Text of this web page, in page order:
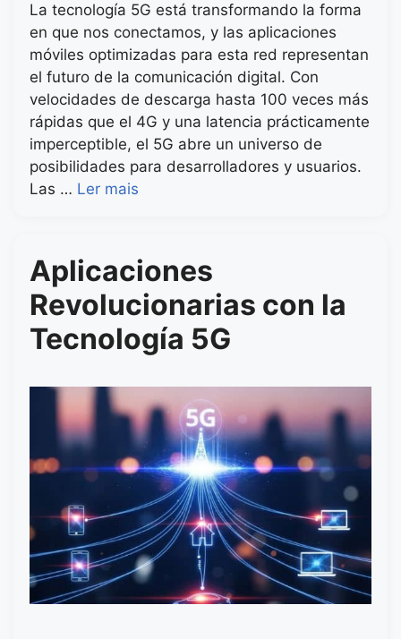
La tecnología 5G está transformando la forma
en que nos conectamos, y las aplicaciones
móviles optimizadas para esta red representan
el futuro de la comunicación digital. Con
velocidades de descarga hasta 100 veces más
rápidas que el 4G y una latencia prácticamente
imperceptible, el 5G abre un universo de
posibilidades para desarrolladores y usuarios.
Las … Ler mais
Aplicaciones
Revolucionarias con la
Tecnología 5G